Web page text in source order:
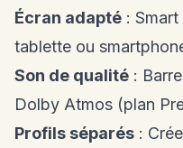
Écran adapté :
tablette ou
Son de qualité :
Dolby Atmos (plan
Profils séparés :